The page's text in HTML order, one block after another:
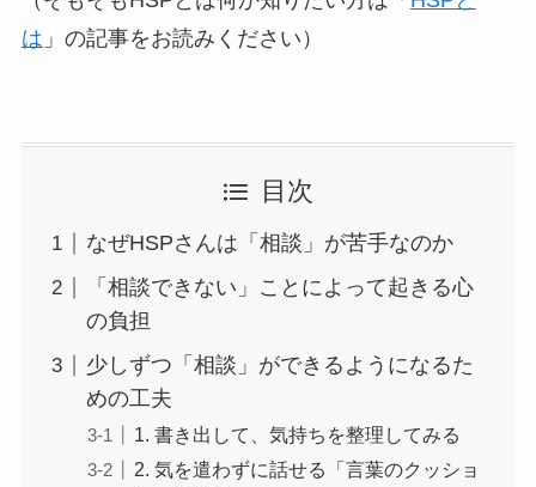
は 」の記事をお読みください）
目次
なぜHSPさんは「相談」が苦手なのか
「相談できない」ことによって起きる心
の負担
少しずつ「相談」ができるようになるた
めの工夫
1. 書き出して、気持ちを整理してみる
2. 気を遣わずに話せる「言葉のクッショ